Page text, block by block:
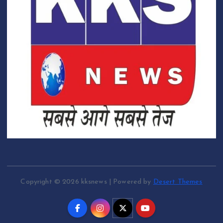
Copyright © 2026 kksnews | Powered by Desert Themes